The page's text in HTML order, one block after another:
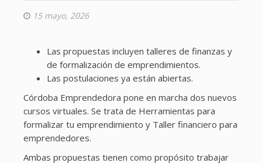
15 mayo, 2026
Las propuestas incluyen talleres de finanzas y
de formalización de emprendimientos.
Las postulaciones ya están abiertas.
Córdoba Emprendedora pone en marcha dos nuevos
cursos virtuales. Se trata de Herramientas para
formalizar tu emprendimiento y Taller financiero para
emprendedores.
Ambas propuestas tienen como propósito trabajar